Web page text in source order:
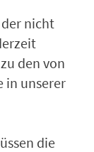
nicht
den von
in unserer
die